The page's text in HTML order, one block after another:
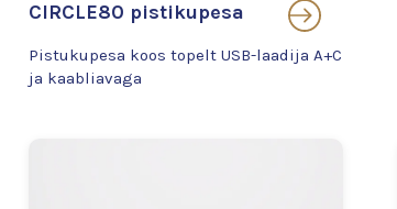
CIRCLE80 pistikupesa
Pistukupesa koos topelt USB-laadija A+C
ja kaabliavaga